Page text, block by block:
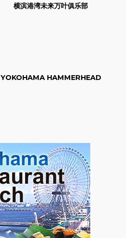
横滨港湾未来万叶俱乐部
YOKOHAMA HAMMERHEAD